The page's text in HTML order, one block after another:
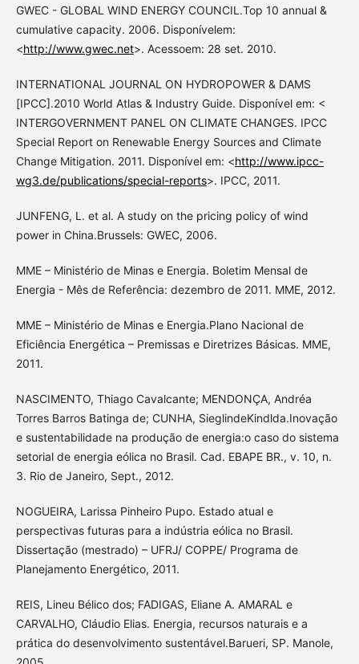
GWEC - GLOBAL WIND ENERGY COUNCIL.Top 10 annual &
cumulative capacity. 2006. Disponívelem:
<http://www.gwec.net>. Acessoem: 28 set. 2010.
INTERNATIONAL JOURNAL ON HYDROPOWER & DAMS
[IPCC].2010 World Atlas & Industry Guide. Disponível em: <
INTERGOVERNMENT PANEL ON CLIMATE CHANGES. IPCC
Special Report on Renewable Energy Sources and Climate
Change Mitigation. 2011. Disponível em: <http://www.ipcc-
wg3.de/publications/special-reports>. IPCC, 2011.
JUNFENG, L. et al. A study on the pricing policy of wind
power in China.Brussels: GWEC, 2006.
MME – Ministério de Minas e Energia. Boletim Mensal de
Energia - Mês de Referência: dezembro de 2011. MME, 2012.
MME – Ministério de Minas e Energia.Plano Nacional de
Eficiência Energética – Premissas e Diretrizes Básicas. MME,
2011.
NASCIMENTO, Thiago Cavalcante; MENDONÇA, Andréa
Torres Barros Batinga de; CUNHA, SieglindeKindlda.Inovação
e sustentabilidade na produção de energia:o caso do sistema
setorial de energia eólica no Brasil. Cad. EBAPE BR., v. 10, n.
3. Rio de Janeiro, Sept., 2012.
NOGUEIRA, Larissa Pinheiro Pupo. Estado atual e
perspectivas futuras para a indústria eólica no Brasil.
Dissertação (mestrado) – UFRJ/ COPPE/ Programa de
Planejamento Energético, 2011.
REIS, Lineu Bélico dos; FADIGAS, Eliane A. AMARAL e
CARVALHO, Cláudio Elias. Energia, recursos naturais e a
prática do desenvolvimento sustentável.Barueri, SP. Manole,